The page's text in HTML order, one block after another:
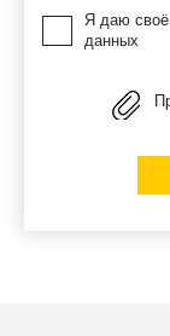
Я даю своё
данных